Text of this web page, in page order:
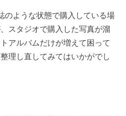
のような状態で購入している場
スタジオで購入した写真が溜
アルバムだけが増えて困って
理し直してみてはいかがでし